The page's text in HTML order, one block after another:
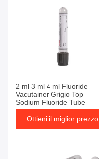
2 ml 3 ml 4 ml Fluoride
Vacutainer Grigio Top
Sodium Fluoride Tube
Ottieni il miglior prezzo